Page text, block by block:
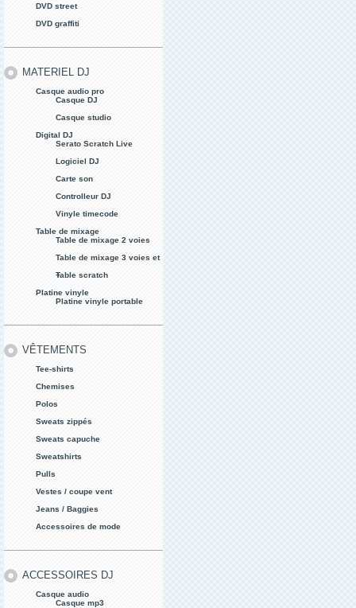
DVD street
DVD graffiti
MATERIEL DJ
Casque audio pro
Casque DJ
Casque studio
Digital DJ
Serato Scratch Live
Logiciel DJ
Carte son
Controlleur DJ
Vinyle timecode
Table de mixage
Table de mixage 2 voies
Table de mixage 3 voies et
+
Table scratch
Platine vinyle
Platine vinyle portable
VÊTEMENTS
Tee-shirts
Chemises
Polos
Sweats zippés
Sweats capuche
Sweatshirts
Pulls
Vestes / coupe vent
Jeans / Baggies
Accessoires de mode
ACCESSOIRES DJ
Casque audio
Casque mp3